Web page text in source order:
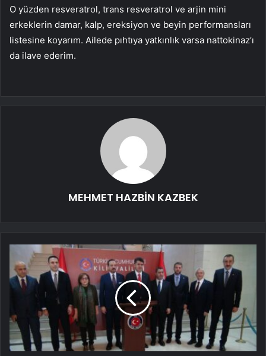
O yüzden resveratrol, trans resveratrol ve arjin mini
erkeklerin damar, kalp, ereksiyon ve beyin performansları
listesine koyarım. Ailede pıhtıya yatkınlık varsa nattokinaz’ı
da ilave ederim.
MEHMET HAZBİN KAZBEK